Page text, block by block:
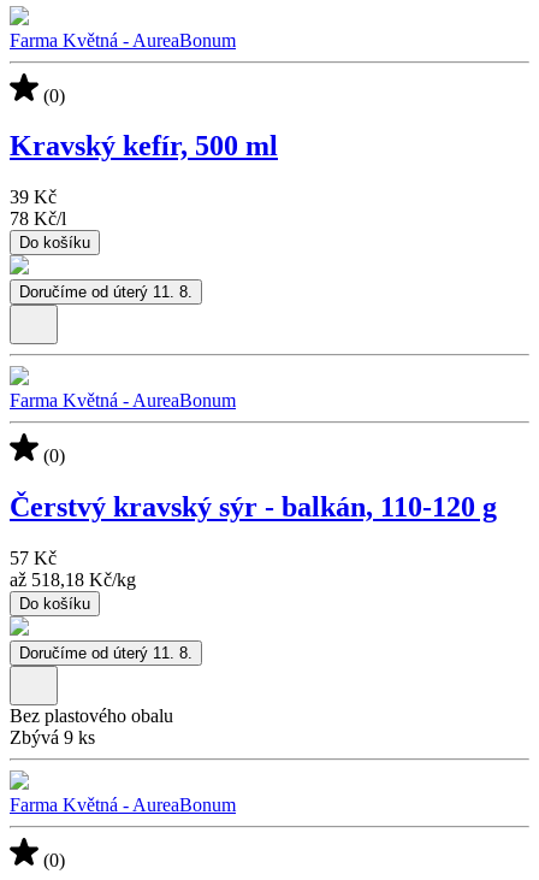
Farma Květná - AureaBonum
(0)
Kravský kefír, 500 ml
39 Kč
78 Kč/l
Do košíku
Doručíme od úterý 11. 8.
Farma Květná - AureaBonum
(0)
Čerstvý kravský sýr - balkán, 110-120 g
57 Kč
až 518,18 Kč/kg
Do košíku
Doručíme od úterý 11. 8.
Bez plastového obalu
Zbývá 9 ks
Farma Květná - AureaBonum
(0)